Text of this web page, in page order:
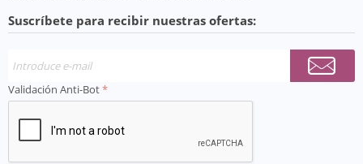
Suscríbete para recibir nuestras ofertas:
Validación Anti-Bot